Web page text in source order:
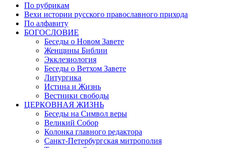
По рубрикам
Вехи истории русского православного прихода
По алфавиту
БОГОСЛОВИЕ
Беседы о Новом Завете
Женщины Библии
Экклезиология
Беседы о Ветхом Завете
Литургика
Истина и Жизнь
Вестники свободы
ЦЕРКОВНАЯ ЖИЗНЬ
Беседы на Символ веры
Великий Собор
Колонка главного редактора
Санкт-Петербургская митрополия